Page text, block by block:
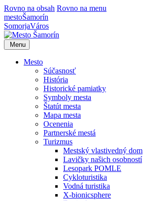
Rovno na obsah Rovno na menu
mestoŠamorín
SomorjaVáros
Menu
Mesto
Súčasnosť
História
Historické pamiatky
Symboly mesta
Štatút mesta
Mapa mesta
Ocenenia
Partnerské mestá
Turizmus
Mestský vlastivedný dom
Lavičky našich osobností
Lesopark POMLE
Cykloturistika
Vodná turistika
X-bionicsphere